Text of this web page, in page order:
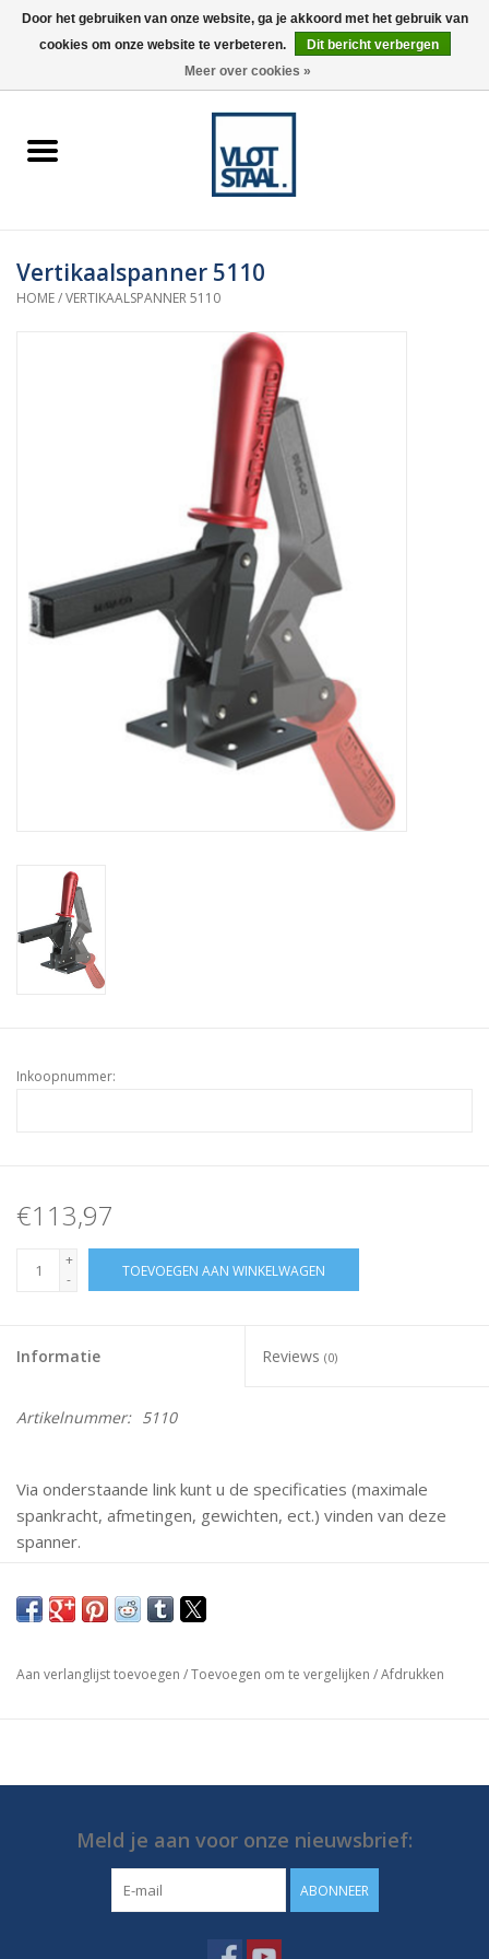
0 Artikelen - €0,00
spanners
Vertikaalspanner 5110
HOME/VERTIKAALSPANNER 5110
Inkoopnummer:
€113,97
+
-
TOEVOEGEN AAN WINKELWAGEN
Informatie Reviews (0)
Artikelnummer: 5110
Via onderstaande link kunt u de specificaties (maximale
spankracht, afmetingen, gewichten, ect.) vinden van deze
spanner.
Mochten er vragen zijn neem dan gerust contact met ons
op.
https://media.destaco.com/assetbank-
Aan verlanglijst toevoegen /Toevoegen om te vergelijken /Afdrukken
Meld je aan voor onze nieuwsbrief:
ABONNEER
Door het gebruiken van onze website, ga je akkoord met het gebruik van
cookies om onze website te verbeteren.
Dit bericht verbergen
Meer over cookies »